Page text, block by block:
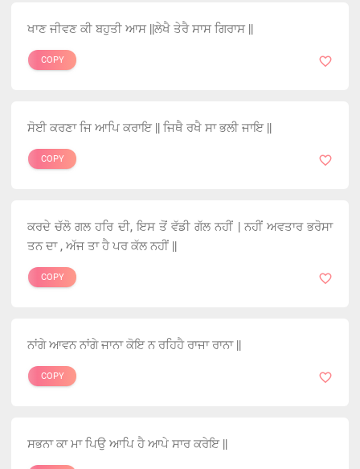
ਖਾਣ ਜੀਵਣ ਕੀ ਬਹੁਤੀ ਆਸ ||ਲੇਖੈ ਤੇਰੈ ਸਾਸ ਗਿਰਾਸ ||
COPY
ਸੋਈ ਕਰਣਾ ਜਿ ਆਪਿ ਕਰਾਇ || ਜਿਥੈ ਰਖੈ ਸਾ ਭਲੀ ਜਾਇ ||
COPY
ਕਰਦੇ ਚੱਲੋ ਗਲ ਹਰਿ ਦੀ, ਇਸ ਤੋਂ ਵੱਡੀ ਗੱਲ ਨਹੀਂ | ਨਹੀਂ ਅਵਤਾਰ ਭਰੋਸਾ
ਤਨ ਦਾ , ਅੱਜ ਤਾ ਹੈ ਪਰ ਕੱਲ ਨਹੀਂ ||
COPY
ਨਾਂਗੇ ਆਵਨ ਨਾਂਗੇ ਜਾਨਾ ਕੋਇ ਨ ਰਹਿਹੈ ਰਾਜਾ ਰਾਨਾ ||
COPY
ਸਭਨਾ ਕਾ ਮਾ ਪਿਉ ਆਪਿ ਹੈ ਆਪੇ ਸਾਰ ਕਰੇਇ ||